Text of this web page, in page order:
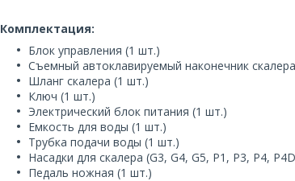
Комплектация:
Блок управления (1 шт.)
Съемный автоклавируемый наконечник
Шланг скалера (1 шт.)
Ключ (1 шт.)
Электрический блок питания (1 шт.)
Емкость для воды (1 шт.)
Трубка подачи воды (1 шт.)
Насадки для скалера (G3, G4, G5, P1, P3, P4,
Педаль ножная (1 шт.)